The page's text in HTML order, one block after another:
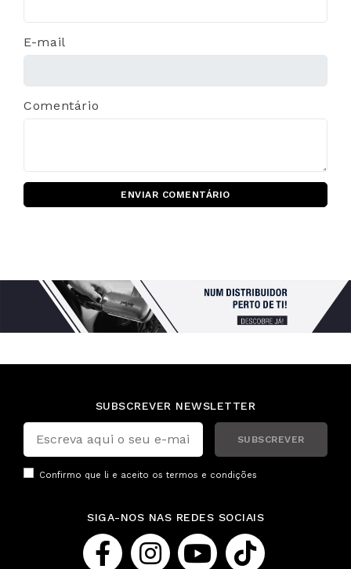
E-mail
Comentário
ENVIAR COMENTÁRIO
SUBSCREVER NEWSLETTER
SUBSCREVER
Confirmo que li e aceito os termos e condições
SIGA-NOS NAS REDES SOCIAIS